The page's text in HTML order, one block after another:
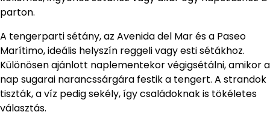
parton.
A tengerparti sétány, az Avenida del Mar és a Paseo
Marítimo, ideális helyszín reggeli vagy esti sétákhoz.
Különösen ajánlott naplementekor végigsétálni, amikor a
nap sugarai narancssárgára festik a tengert. A strandok
tiszták, a víz pedig sekély, így családoknak is tökéletes
választás.